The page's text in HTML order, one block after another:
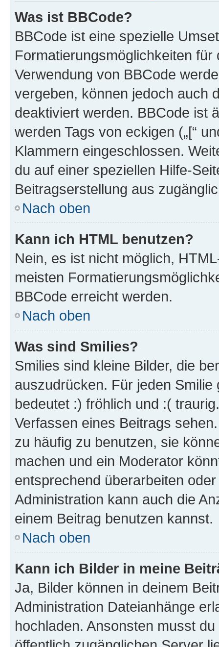
Was ist BBCode?
BBCode ist eine spezielle
Formatierungsmöglichkeiten
Verwendung von BBCode
vergeben, können jedoch auch
deaktiviert werden. BBCode ist
werden Tags von eckigen („[“
Klammern eingeschlossen.
du auf einer speziellen Hilfe-
Beitragserstellung aus
Nach oben
Kann ich HTML benutzen?
Nein, es ist nicht möglich,
meisten
BBCode erreicht werden.
Nach oben
Was sind Smilies?
Smilies sind kleine Bilder, die
auszudrücken. Für jeden
bedeutet :) fröhlich und :(
Verfassen eines Beitrags
zu häufig zu benutzen, sie
machen und ein Moderator
entsprechend überarbeiten
Administration kann auch die
einem Beitrag benutzen kannst.
Nach oben
Kann ich Bilder in meine
Ja, Bilder können in deinem
Administration Dateianhänge
hochladen. Ansonsten musst